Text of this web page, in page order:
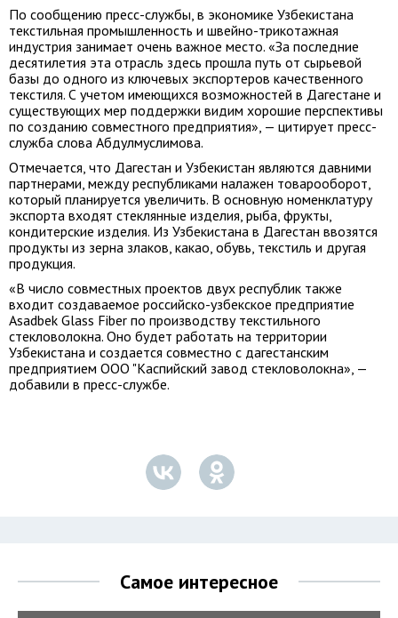
По сообщению пресс-службы, в экономике Узбекистана
текстильная промышленность и швейно-трикотажная
индустрия занимает очень важное место. «За последние
десятилетия эта отрасль здесь прошла путь от сырьевой
базы до одного из ключевых экспортеров качественного
текстиля. С учетом имеющихся возможностей в Дагестане и
существующих мер поддержки видим хорошие перспективы
по созданию совместного предприятия», — цитирует пресс-
служба слова Абдулмуслимова.
Отмечается, что Дагестан и Узбекистан являются давними
партнерами, между республиками налажен товарооборот,
который планируется увеличить. В основную номенклатуру
экспорта входят стеклянные изделия, рыба, фрукты,
кондитерские изделия. Из Узбекистана в Дагестан ввозятся
продукты из зерна злаков, какао, обувь, текстиль и другая
продукция.
«В число совместных проектов двух республик также
входит создаваемое российско-узбекское предприятие
Asadbek Glass Fiber по производству текстильного
стекловолокна. Оно будет работать на территории
Узбекистана и создается совместно с дагестанским
предприятием ООО "Каспийский завод стекловолокна», —
добавили в пресс-службе.
Самое интересное